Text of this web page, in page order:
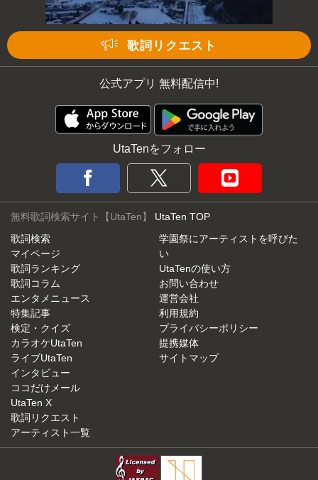
歌詞リクエスト
公式アプリ 無料配信中!
UtaTenをフォロー
無料歌詞検索サイト【UtaTen】 UtaTen TOP
歌詞検索
マイページ
歌詞ランキング
歌詞コラム
エンタメニュース
特集記事
検定・クイズ
カラオケUtaTen
ライブUtaTen
インタビュー
ココだけメール
UtaTen X
歌詞リクエスト
アーティスト一覧
学園祭にアーティストを呼びた
い
UtaTenの使い方
お問い合わせ
運営会社
利用規約
プライバシーポリシー
提携媒体
サイトマップ